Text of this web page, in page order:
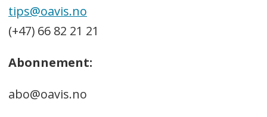
tips@oavis.no
(+47) 66 82 21 21
Abonnement:
abo@oavis.no